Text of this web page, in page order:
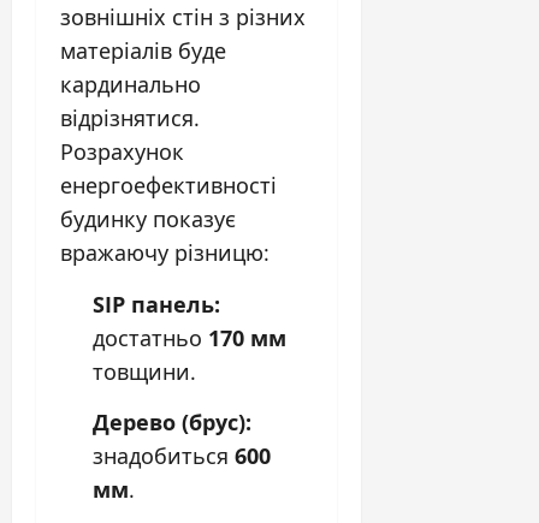
зовнішніх стін з різних
матеріалів буде
кардинально
відрізнятися.
Розрахунок
енергоефективності
будинку показує
вражаючу різницю:
SIP панель:
достатньо 170 мм
товщини.
Дерево (брус):
знадобиться 600
мм.